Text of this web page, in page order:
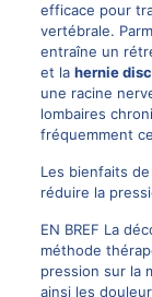
efficace pour
vertébrale.
entraîne un
et la hernie
une racine
lombaires
fréquemment
Les bienfaits
réduire la
EN BREF La
méthode
pression sur la
ainsi les